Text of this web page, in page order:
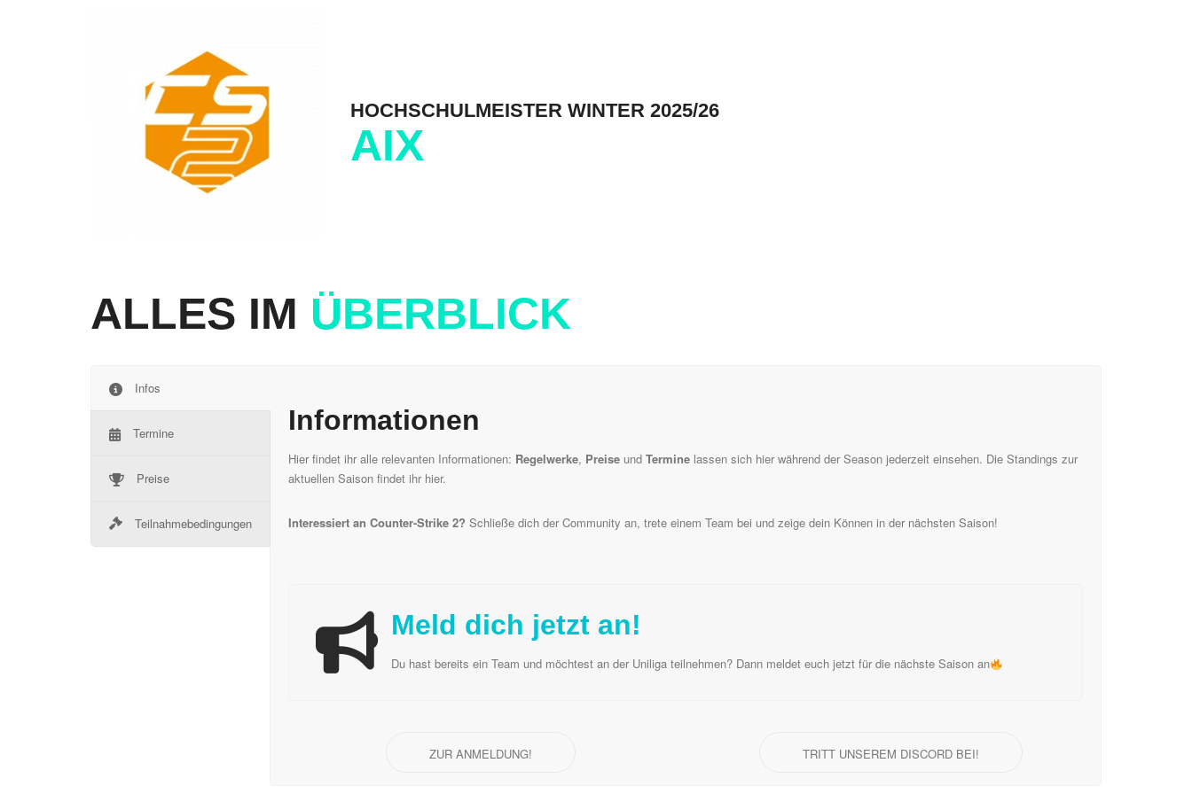
HOCHSCHULMEISTER WINTER 2025/26
AIX
ALLES IM ÜBERBLICK
Infos
Termine
Preise
Teilnahmebedingungen
Informationen
Hier findet ihr alle relevanten Informationen: Regelwerke, Preise und Termine lassen sich hier während der Season jederzeit einsehen. Die Standings zur
aktuellen Saison findet ihr hier.
Interessiert an Counter-Strike 2? Schließe dich der Community an, trete einem Team bei und zeige dein Können in der nächsten Saison!
Meld dich jetzt an!
Du hast bereits ein Team und möchtest an der Uniliga teilnehmen? Dann meldet euch jetzt für die nächste Saison an
ZUR ANMELDUNG! TRITT UNSEREM DISCORD BEI!